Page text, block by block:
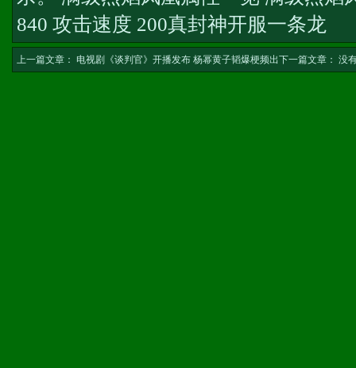
840 攻击速度 200真封神开服一条龙
上一篇文章： 电视剧《谈判官》开播发布 杨幂黄子韬爆梗频出下一篇文章： 没